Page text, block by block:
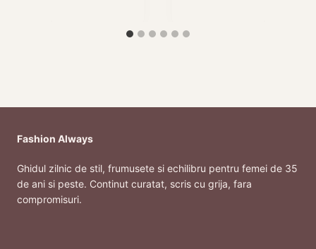
Fashion Always
Ghidul zilnic de stil, frumusete si echilibru pentru femei de 35
de ani si peste. Continut curatat, scris cu grija, fara
compromisuri.